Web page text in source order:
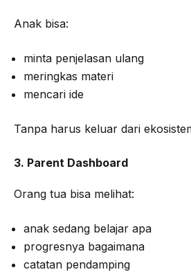
Anak bisa:
minta penjelasan ulang
meringkas materi
mencari ide
Tanpa harus keluar dari
3. Parent Dashboard
Orang tua bisa melihat:
anak sedang belajar apa
progresnya bagaimana
catatan pendamping